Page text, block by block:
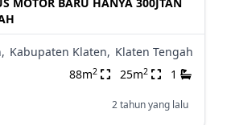
Kabupaten Klaten, Klaten Tengah
88m2 25m2 1
2 tahun yang lalu